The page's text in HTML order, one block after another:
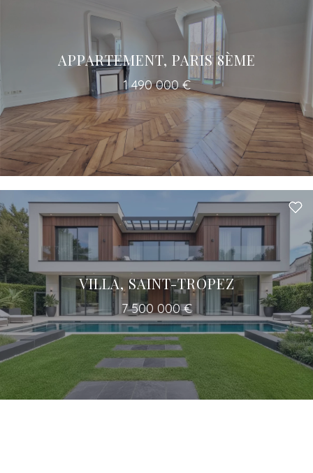
APPARTEMENT, PARIS 8ÈME
1 490 000 €
VILLA, SAINT-TROPEZ
7 500 000 €